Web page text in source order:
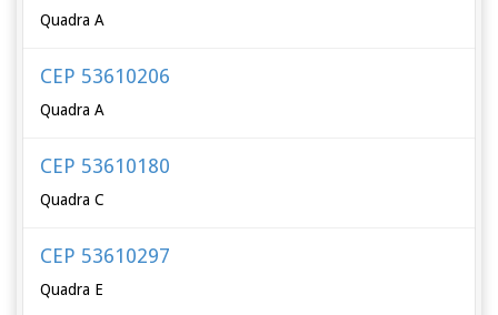
Quadra A
CEP 53610206
Quadra A
CEP 53610180
Quadra C
CEP 53610297
Quadra E